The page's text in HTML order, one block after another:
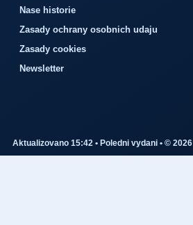
Nase historie
Zasady ochrany osobnich udaju
Zasady cookies
Newsletter
Aktualizovano 15:42 • Poledni vydani • ©